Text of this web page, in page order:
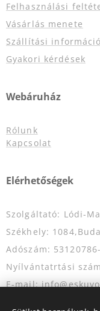
Felhasználási
Vásárlás menete
Szállítási
Gyakori kérdések
Webáruház
Rólunk
Kapcsolat
Elérhetőségek
Szolgáltató: Lódi-
Székhely:
Adószám:
Nyílvántatrtási
E-mail: